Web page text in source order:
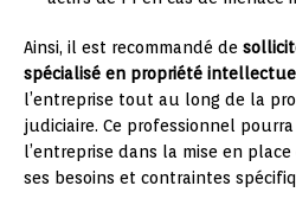
Ainsi, il est recommandé de
spécialisé en propriété
l’entreprise tout au long de la
judiciaire. Ce professionnel
l’entreprise dans la mise en
ses besoins et contraintes